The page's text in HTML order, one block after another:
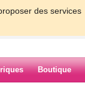
des services
Boutique